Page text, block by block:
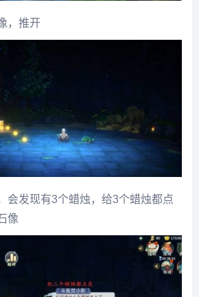
，推开
会发现有3个蜡烛，给3个蜡烛都点
像